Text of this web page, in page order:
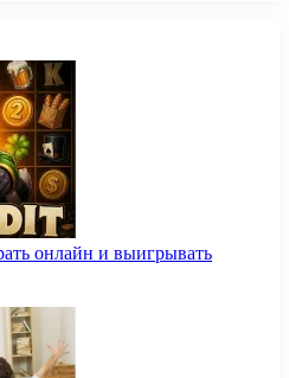
онлайн и выигрывать